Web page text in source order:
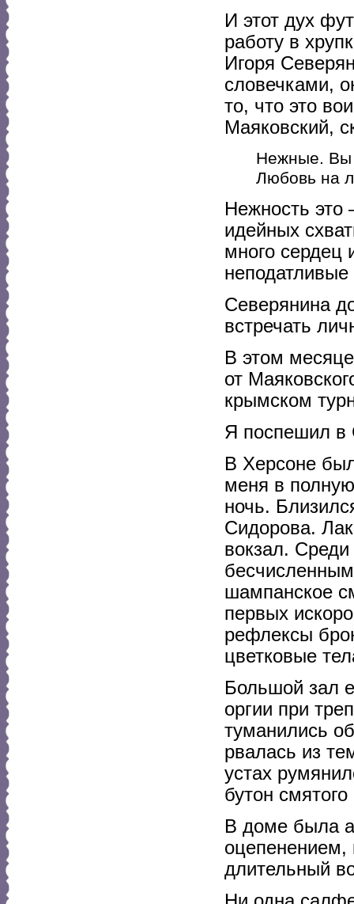
И этот дух
работу в
Игоря
словечками,
то, что это
Маяковский,
Нежные. Вы
Любовь на
Нежность это
идейных
много сердец
неподатливые
Северянина
встречать
В этом
от
крымском
Я поспешил
В Херсоне
меня в
ночь.
Сидорова.
вокзал. Среди
шампанское
первых
рефлексы
цветковые
Большой зал
оргии при
туманились
рвалась из
устах
бутон
В доме была
оцепенением,
длительный